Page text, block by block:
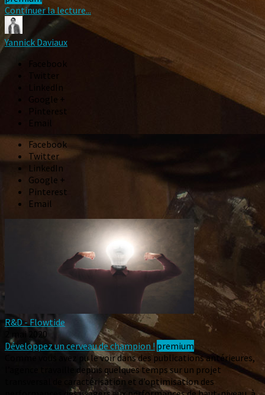
Continuer la lecture...
Yannick Daviaux
Facebook
Twitter
LinkedIn
Google +
Pinterest
Email
Facebook
Twitter
LinkedIn
Google +
Pinterest
Email
R&D - Flowtide
2 mai 2020
Développez un cerveau de champion ! premium
Comme vous avez pu le voir dans des publications antérieures,
l’agence travaille depuis quelques temps sur un projet
transversal de caractérisation et d’optimisation des